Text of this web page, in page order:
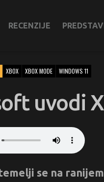
RECENZIJE
XBOX XBOX MODE WINDOWS 11
uvodi
se na